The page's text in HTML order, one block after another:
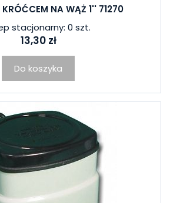
NA WĄŻ 1'' 71270
stacjonarny: 0 szt.
13,30 zł
Do koszyka